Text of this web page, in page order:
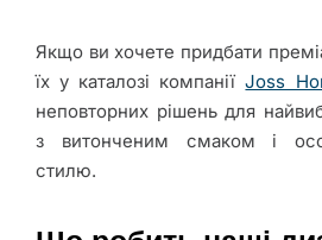
Якщо ви хочете придбати
їх у каталозі компаніїJoss
неповторних рішень для
з витонченим смаком і
стилю.